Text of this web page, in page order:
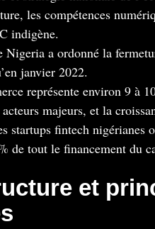
les compétences
indigène.
Nigeria a ordonné la
janvier 2022.
représente environ 9 à
majeurs, et la
startups fintech nigérianes
de tout le financement du
et